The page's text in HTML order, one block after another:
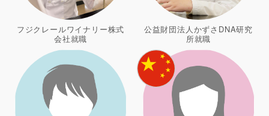
フジクレールワイナリー株式
会社就職
公益財団法人かずさDNA研究
所就職